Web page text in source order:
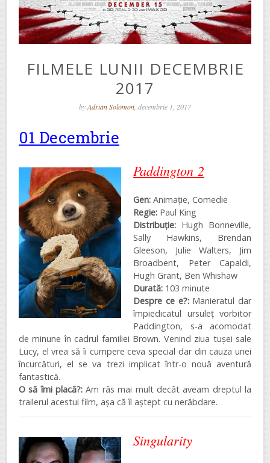
FILMELE LUNII DECEMBRIE
2017
byAdrian Solomon , decembrie 1, 2017
01 Decembrie
Paddington 2
Gen: Animație, Comedie
Regie: Paul King
Distribuţie: Hugh Bonneville,
Sally Hawkins, Brendan
Gleeson, Julie Walters, Jim
Broadbent, Peter Capaldi,
Hugh Grant, Ben Whishaw
Durată: 103 minute
Despre ce e?:Manieratul dar
împiedicatul ursuleț vorbitor
Paddington, s-a acomodat
de minune în cadrul familiei Brown. Venind ziua tușei sale
Lucy, el vrea să îi cumpere ceva special dar din cauza unei
încurcături, el se va trezi implicat într-o nouă aventură
fantastică.
O să îmi placă?: Am râs mai mult decât aveam dreptul la
trailerul acestui film, așa că îl aștept cu nerăbdare.
Singularity